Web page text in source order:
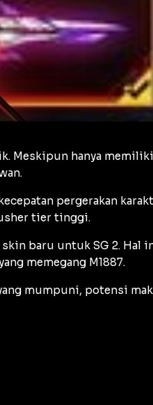
Meskipun hanya
pergerakan
tier tinggi.
baru untuk SG 2. Hal
memegang M1887.
mumpuni, potensi